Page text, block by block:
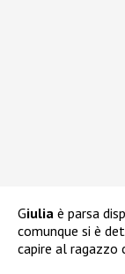
Giulia è parsa
comunque si è
capire al ragazzo